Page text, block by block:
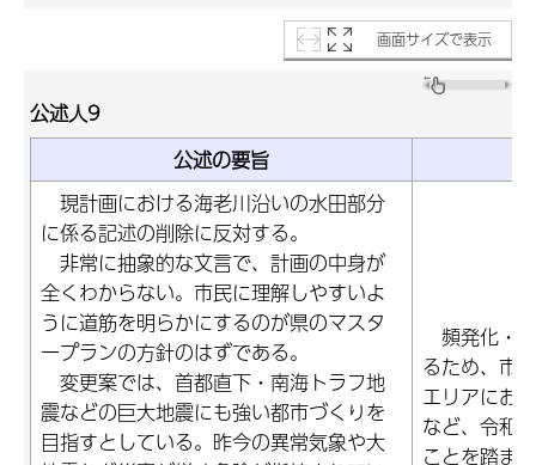
画面サイズで表示
公述人9
公述の要旨
現計画における海老川沿いの水田部分
に係る記述の削除に反対する。
非常に抽象的な文言で、計画の中身が
全くわからない。市民に理解しやすいよ
うに道筋を明らかにするのが県のマスタ
ープランの方針のはずである。
変更案では、首都直下・南海トラフ地
震などの巨大地震にも強い都市づくりを
目指すとしている。昨今の異常気象や大
頻発化・
るため、市
エリアにお
など、令和
ことを踏ま